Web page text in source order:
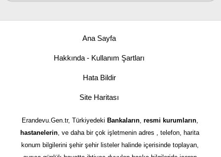
Ana Sayfa
Hakkında - Kullanım Şartları
Hata Bildir
Site Haritası
Erandevu.Gen.tr, Türkiyedeki Bankaların, resmi kurumların,
hastanelerin, ve daha bir çok işletmenin adres , telefon, harita
konum bilgilerini şehir şehir listeler halinde içerisinde toplayan,